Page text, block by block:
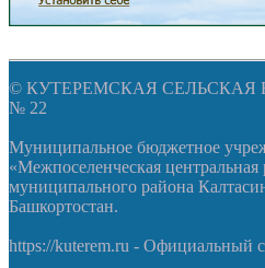
© КУТЕРЕМСКАЯ
№ 22
Муниципальное бюджетное
«Межпоселенческая центральная
муниципального района
Башкортостан.
https://kuterem.ru - Официальный